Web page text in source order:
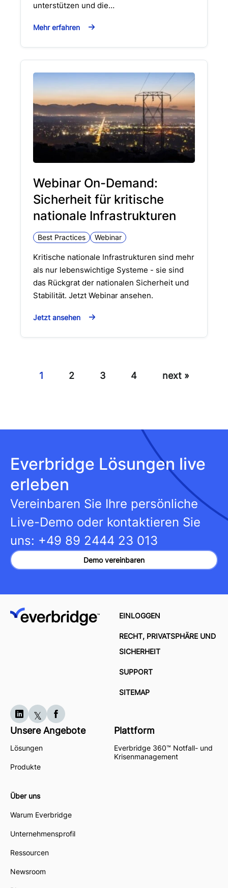
unterstützen und die…
Mehr erfahren
Webinar On-Demand:
Sicherheit für kritische
nationale Infrastrukturen
Best Practices Webinar
Kritische nationale Infrastrukturen sind mehr
als nur lebenswichtige Systeme - sie sind
das Rückgrat der nationalen Sicherheit und
Stabilität. Jetzt Webinar ansehen.
Jetzt ansehen
1 2 3 4 next »
Everbridge Lösungen live
erleben
Vereinbaren Sie Ihre persönliche
Live-Demo oder kontaktieren Sie
uns: +49 89 2444 23 013
Demo vereinbaren
EINLOGGEN
RECHT, PRIVATSPHÄRE UND
SICHERHEIT
SUPPORT
SITEMAP
Unsere Angebote
Lösungen
Produkte
Plattform
Everbridge 360™ Notfall- und
Krisenmanagement
Über uns
Warum Everbridge
Unternehmensprofil
Ressourcen
Newsroom